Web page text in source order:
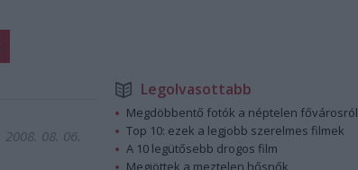
2008. 08. 06.
Legolvasottabb
Megdöbbentő fotók a néptelen fővárosról
Top 10: ezek a legjobb szerelmes filmek
A 10 legütősebb drogos film
Megjöttek a meztelen hősnők